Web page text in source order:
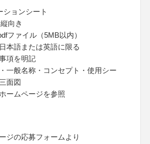
ションシート
向き
ファイル（5MB以内）
本語または英語に限る
項を明記
一般名称・コンセプト・使用シー
面図
ームページを参照
ジの応募フォームより